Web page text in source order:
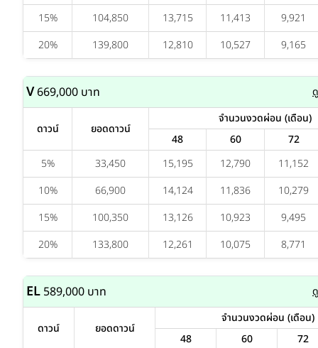
15%
104,850 13,715 11,413
9,921
20%
139,800 12,810 10,527 9,165
V669,000 บาท
ดาวน์ ยอดดาวน์
จำนวนงวดผ่อน (เดือน)
48
60
72
5%
33,450 15,195 12,790
11,152
10%
66,900 14,124 11,836
10,279
15%
100,350 13,126 10,923
9,495
20%
133,800 12,261 10,075 8,771
EL 589,000 บาท
ดาวน์ ยอดดาวน์
จำนวนงวดผ่อน (เดือน)
48
60
72